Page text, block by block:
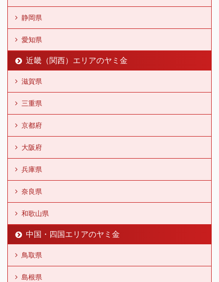
静岡県
愛知県
近畿（関西）エリアのヤミ金
滋賀県
三重県
京都府
大阪府
兵庫県
奈良県
和歌山県
中国・四国エリアのヤミ金
鳥取県
島根県